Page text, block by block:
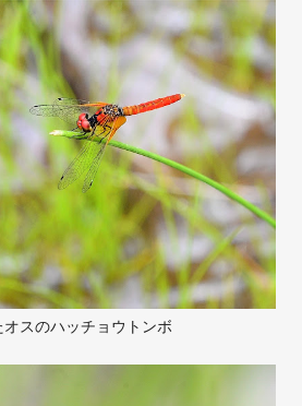
オスのハッチョウトンボ